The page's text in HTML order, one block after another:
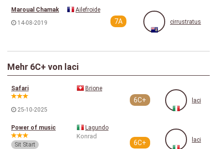
Maroual Chamak
14-08-2019
Ailefroide
7A cirrustratus
Mehr 6C+ von laci
Safari
25-10-2025
Brione
6C+ laci
Power of music
Sit Start
Lagundo
Konrad
6C+ laci